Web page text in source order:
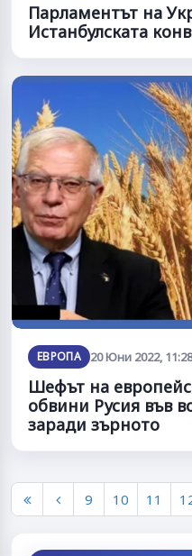
Парламентът на
Истанбулската
ЕВРОПА 20 Юни 2022,
Шефът на
обвини Русия във
заради зърното
9 10 11